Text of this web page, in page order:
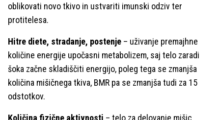
oblikovati novo tkivo in ustvariti imunski odziv ter
protitelesa.
Hitre diete, stradanje, postenje – uživanje premajhne
količine energije upočasni metabolizem, saj telo zaradi
šoka začne skladiščiti energijo, poleg tega se zmanjša
količina mišičnega tkiva, BMR pa se zmanjša tudi za 15
odstotkov.
Količina fizične aktivnosti – telo za delovanje mišic